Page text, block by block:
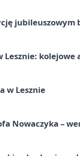
jubileuszowym
Lesznie: kolejowe
w Lesznie
Nowaczyka –